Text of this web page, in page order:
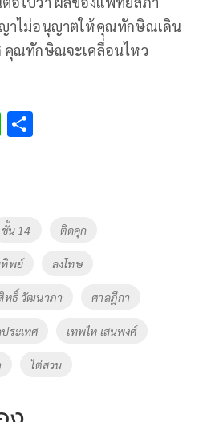
ญาไม่อนุญาตให้คุณทักษิณเดิน
คุณทักษิณจะเคลื่อนไหว
Li
ชั้น 14 ติดคุก
ทิพย์ ลงโทษ
ทธิ์ วัฒนาภา ศาลฎีกา
ระเทศ เทพไท เสนพงศ์
ไต่สวน